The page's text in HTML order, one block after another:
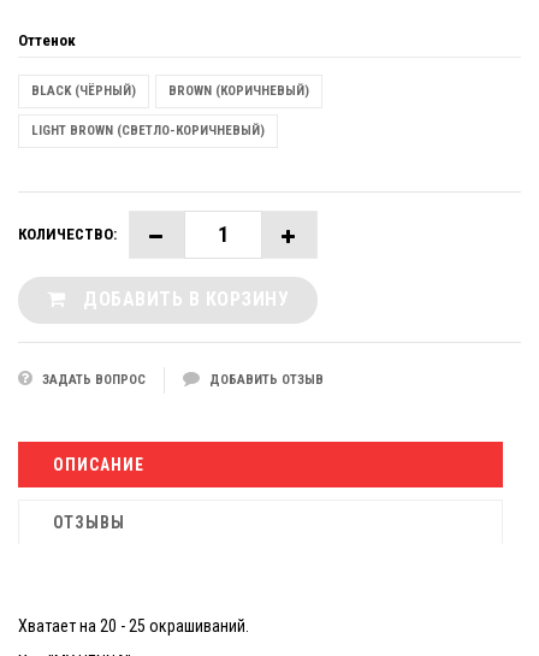
Оттенок
BLACK (ЧЁРНЫЙ) BROWN (КОРИЧНЕВЫЙ)
LIGHT BROWN (СВЕТЛО-КОРИЧНЕВЫЙ)
КОЛИЧЕСТВО:
ДОБАВИТЬ В КОРЗИНУ
ЗАДАТЬ ВОПРОС ДОБАВИТЬ ОТЗЫВ
ОПИСАНИЕ
ОТЗЫВЫ
Хватает на 20 - 25 окрашиваний.